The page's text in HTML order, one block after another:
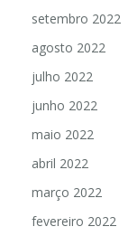
setembro 2022
agosto 2022
julho 2022
junho 2022
maio 2022
abril 2022
março 2022
fevereiro 2022